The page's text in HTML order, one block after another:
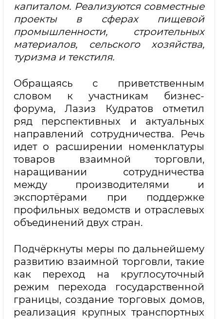
капиталом. Реализуются совместные
проекты в сферах пищевой
промышленности, строительных
материалов, сельского хозяйства,
туризма и текстиля.
Обращаясь с приветственным
словом к участникам бизнес-
форума, Лазиз Кудратов отметил
ряд перспективных и актуальных
направлений сотрудничества. Речь
идет о расширении номенклатуры
товаров взаимной торговли,
наращивании сотрудничества
между производителями и
экспортёрами при поддержке
профильных ведомств и отраслевых
объединений двух стран.
Подчёркнуты меры по дальнейшему
развитию взаимной торговли, такие
как переход на круглосуточный
режим перехода государственной
границы, создание торговых домов,
реализация крупных транспортных